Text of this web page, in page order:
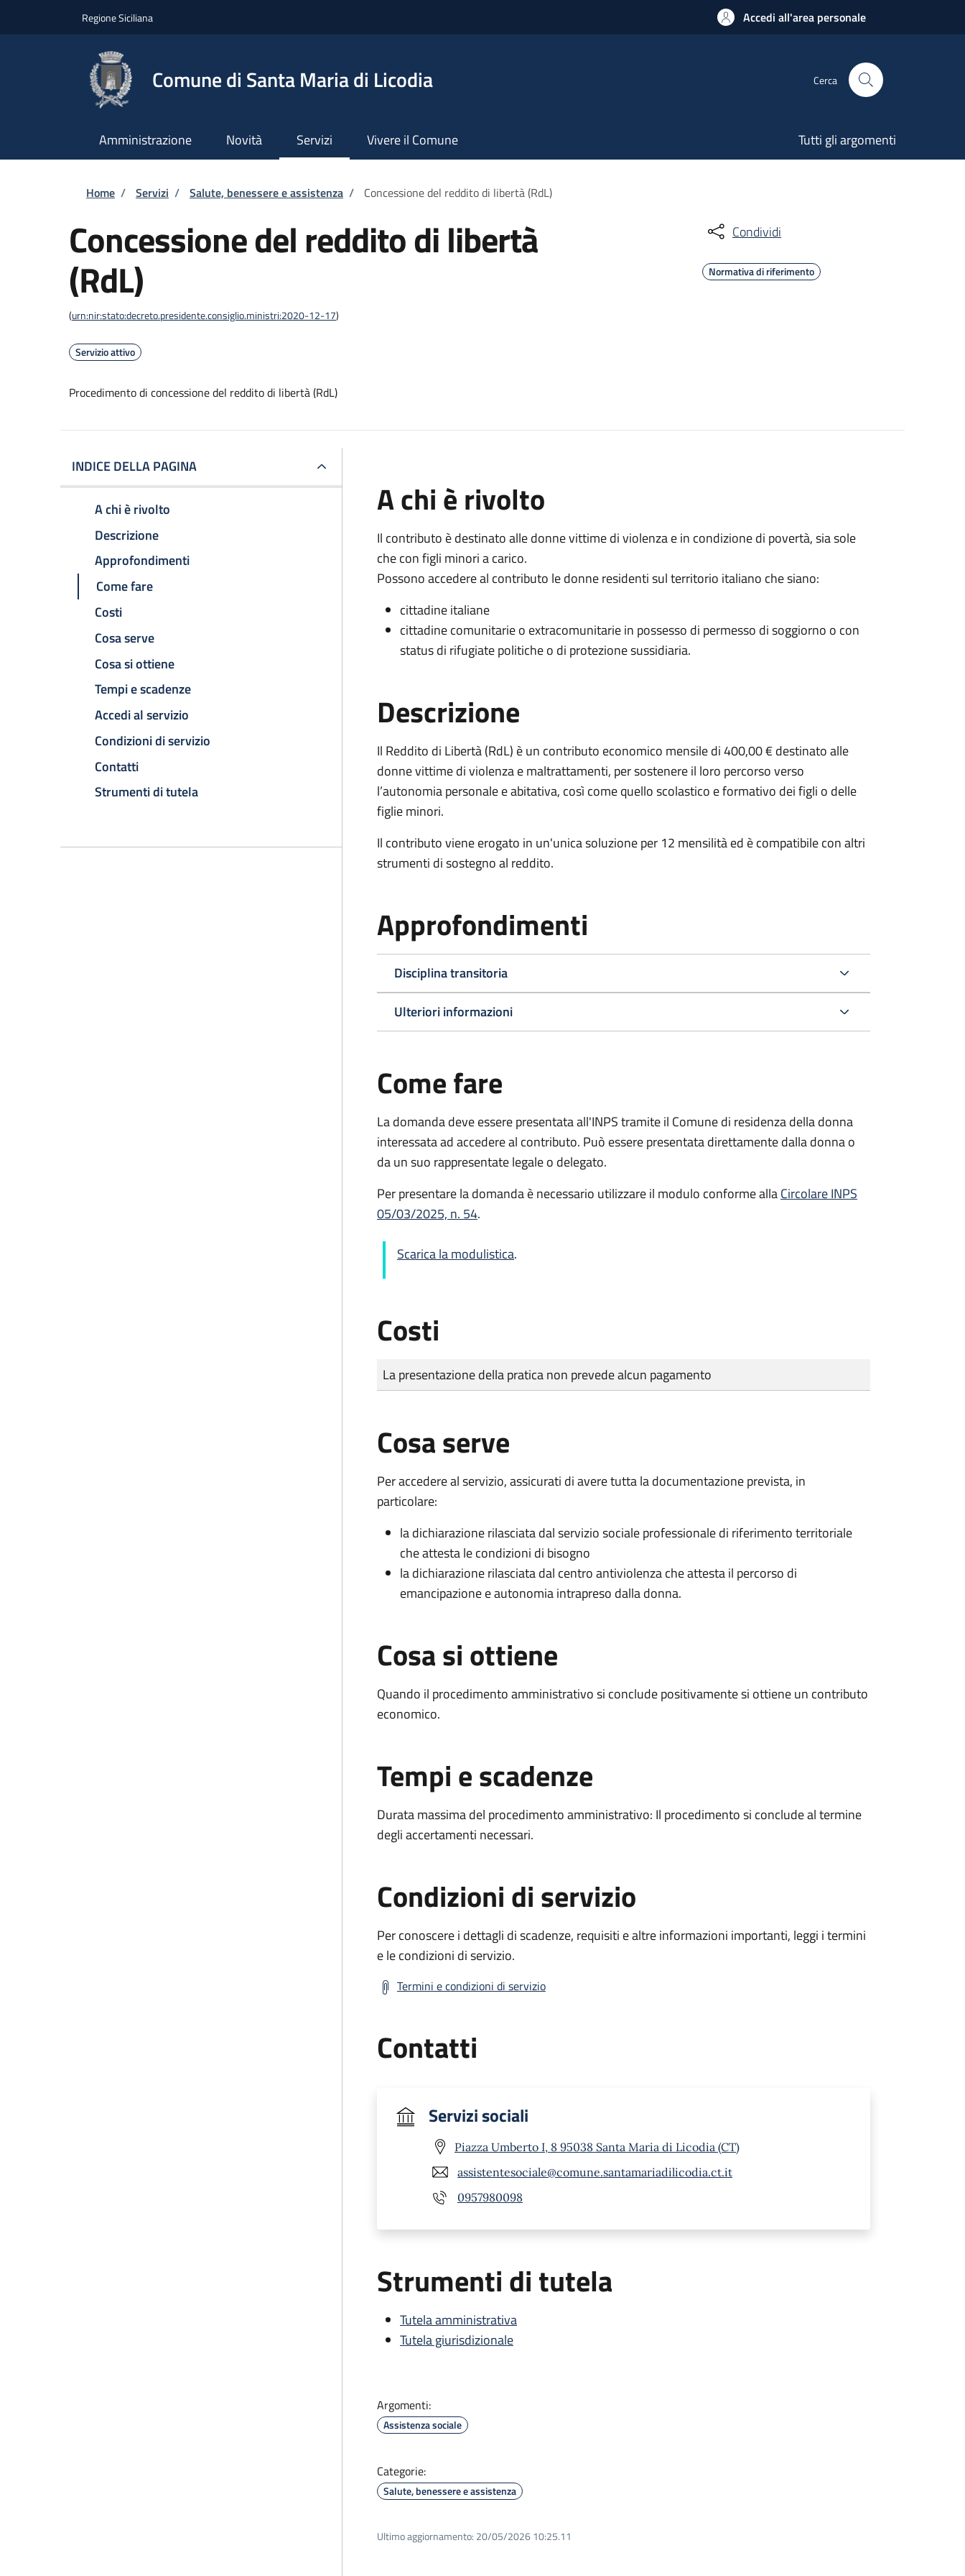
Regione Siciliana Accedi all'area personale
Comune di Santa Maria di Licodia Cerca
Amministrazione Novità Servizi Vivere il Comune Tutti gli argomenti
Briciole di pane
Home / Servizi / Salute, benessere e assistenza / Concessione del reddito di libertà (RdL)
Concessione del reddito di libertà
(RdL)
(urn:nir:stato:decreto.presidente.consiglio.ministri:2020-12-17)
Servizio attivo
Procedimento di concessione del reddito di libertà (RdL)
Condividi
Normativa di riferimento
INDICE DELLA PAGINA
A chi è rivolto
Descrizione
Approfondimenti
Come fare
Costi
Cosa serve
Cosa si ottiene
Tempi e scadenze
Accedi al servizio
Condizioni di servizio
Contatti
Strumenti di tutela
A chi è rivolto
Il contributo è destinato alle donne vittime di violenza e in condizione di povertà, sia sole
che con figli minori a carico.
Possono accedere al contributo le donne residenti sul territorio italiano che siano:
cittadine italiane
cittadine comunitarie o extracomunitarie in possesso di permesso di soggiorno o con
status di rifugiate politiche o di protezione sussidiaria.
Descrizione
Il Reddito di Libertà (RdL) è un contributo economico mensile di 400,00 € destinato alle
donne vittime di violenza e maltrattamenti, per sostenere il loro percorso verso
l’autonomia personale e abitativa, così come quello scolastico e formativo dei figli o delle
figlie minori.
Il contributo viene erogato in un'unica soluzione per 12 mensilità ed è compatibile con altri
strumenti di sostegno al reddito.
Approfondimenti
Disciplina transitoria
Ulteriori informazioni
Come fare
La domanda deve essere presentata all'INPS tramite il Comune di residenza della donna
interessata ad accedere al contributo. Può essere presentata direttamente dalla donna o
da un suo rappresentate legale o delegato.
Per presentare la domanda è necessario utilizzare il modulo conforme allaCircolare INPS
05/03/2025, n. 54.
Scarica la modulistica.
Costi
Tipo di pagamento
Importo
La presentazione della pratica non prevede alcun pagamento
Cosa serve
Per accedere al servizio, assicurati di avere tutta la documentazione prevista, in
particolare:
la dichiarazione rilasciata dal servizio sociale professionale di riferimento territoriale
che attesta le condizioni di bisogno
la dichiarazione rilasciata dal centro antiviolenza che attesta il percorso di
emancipazione e autonomia intrapreso dalla donna.
Cosa si ottiene
Quando il procedimento amministrativo si conclude positivamente si ottiene un contributo
economico.
Tempi e scadenze
Durata massima del procedimento amministrativo: Il procedimento si conclude al termine
degli accertamenti necessari.
Condizioni di servizio
Per conoscere i dettagli di scadenze, requisiti e altre informazioni importanti, leggi i termini
e le condizioni di servizio.
Termini e condizioni di servizio
Contatti
Servizi sociali
Piazza Umberto I, 8 95038 Santa Maria di Licodia (CT)
assistentesociale@comune.santamariadilicodia.ct.it
0957980098
Strumenti di tutela
Tutela amministrativa
Tutela giurisdizionale
Argomenti:
Assistenza sociale
Categorie:
Salute, benessere e assistenza
Ultimo aggiornamento: 20/05/2026 10:25.11